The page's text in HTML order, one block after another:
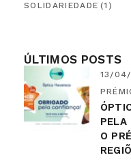
SOLIDARIEDADE (1)
ÚLTIMOS POSTS
13/
PELA
O